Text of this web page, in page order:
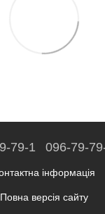
79-1 096-79-
інформація
Повна версія сайту